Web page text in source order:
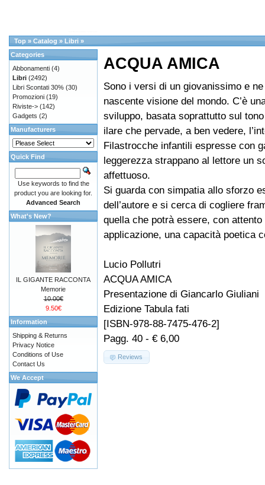
Top » Catalog » Libri »
ACQUA AMICA
Sono i versi di un giovanissimo e
nascente visione del mondo. C’è
sviluppo, basata soprattutto sul
ilare che pervade, a ben vedere,
Filastrocche infantili espresse con
leggerezza strappano al lettore un
affettuoso.
Si guarda con simpatia allo sforzo
dell’autore e si cerca di cogliere
quella che potrà essere, con attento
applicazione, una capacità poetica
Lucio Pollutri
ACQUA AMICA
Presentazione di Giancarlo Giuliani
Edizione Tabula fati
[ISBN-978-88-7475-476-2]
Pagg. 40 - € 6,00
Reviews
Categories
Abbonamenti (4)
Libri (2492)
Libri Scontati 30% (30)
Promozioni (19)
Riviste-> (142)
Gadgets (2)
Manufacturers
Quick Find
Use keywords to find the
product you are looking for.
Advanced Search
What's New?
IL GIGANTE RACCONTA
Memorie
10.00€
9.50€
Information
Shipping & Returns
Privacy Notice
Conditions of Use
Contact Us
We Accept